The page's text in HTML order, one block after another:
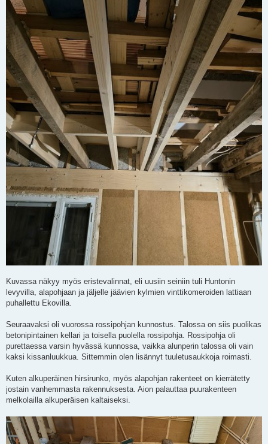
Kuvassa näkyy myös eristevalinnat, eli uusiin seiniin tuli Huntonin
levyvilla, alapohjaan ja jäljelle jäävien kylmien vinttikomeroiden lattiaan
puhallettu Ekovilla.
Seuraavaksi oli vuorossa rossipohjan kunnostus. Talossa on siis puolikas
betonipintainen kellari ja toisella puolella rossipohja. Rossipohja oli
purettaessa varsin hyvässä kunnossa, vaikka alunperin talossa oli vain
kaksi kissanluukkua. Sittemmin olen lisännyt tuuletusaukkoja roimasti.
Kuten alkuperäinen hirsirunko, myös alapohjan rakenteet on kierrätetty
jostain vanhemmasta rakennuksesta. Aion palauttaa puurakenteen
melkolailla alkuperäisen kaltaiseksi.